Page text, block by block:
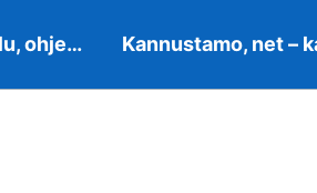
ohje… Kannustamo, net –